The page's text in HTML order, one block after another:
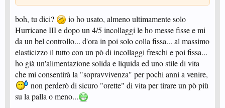
boh, tu dici?
io ho usato, almeno ultimamente solo
Hurricane III e dopo un 4/5 incollaggi le ho messe fisse e mi
da un bel controllo... d'ora in poi solo colla fissa... al massimo
elasticizzo il tutto con un pò di incollaggi freschi e poi fissa...
ho già un'alimentazione solida e liquida ed uno stile di vita
che mi consentirà la "sopravvivenza" per pochi anni a venire,
non perderò di sicuro "orette" di vita per tirare un pò più
su la palla o meno...